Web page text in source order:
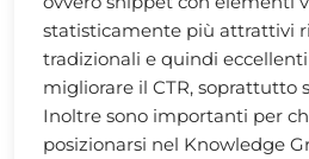
statisticamente più attrattivi
tradizionali e quindi
migliorare il CTR, soprattutto
Inoltre sono importanti per
posizionarsi nel Knowledge